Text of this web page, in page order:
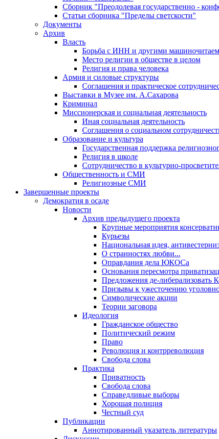
Сборник "Преодолевая государственно -
Статьи сборника "Пределы светскости"
Документы
Архив
Власть
Борьба с ИНН и другими
Место религии в обществе в целом
Религия и права человека
Армия и силовые структуры
Соглашения и практическое
Выставки в Музее им. А.Сахарова
Криминал
Миссионерская и социальная деятельность
Иная социальная деятельность
Соглашения о социальном
Образование и культура
Государственная поддержка
Религия в школе
Сотрудничество в культурно-
Общественность и СМИ
Религиозные СМИ
Завершенные проекты
Демократия в осаде
Новости
Архив предыдущего проекта
Крупные мероприятия
Курьезы
Национальная идея,
О странностях любви...
Оправдания дела ЮКОСа
Основания пересмотра
Предложения де-либерализовать
Призывы к ужесточению
Символические акции
Теории заговора
Идеология
Гражданское общество
Политический режим
Право
Революция и контрреволюция
Свобода слова
Практика
Приватность
Свобода слова
Справедливые выборы
Хорошая полиция
Честный суд
Публикации
Аннотированный указатель литературы